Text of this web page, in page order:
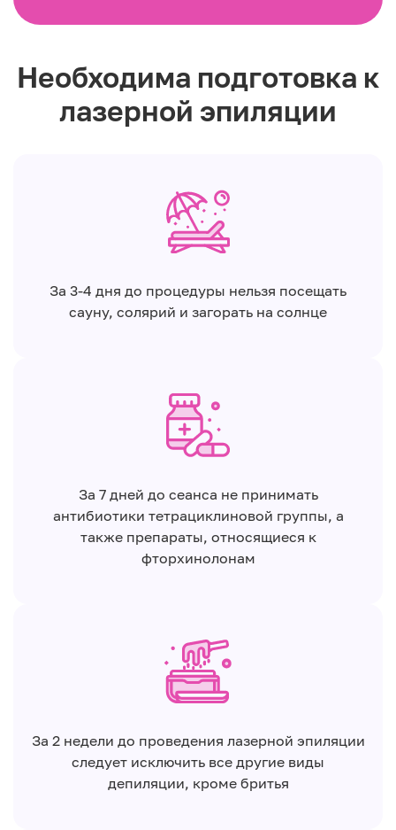
Необходима подготовка к
лазерной эпиляции
За 3-4 дня до процедуры нельзя посещать
сауну, солярий и загорать на солнце
За 7 дней до сеанса не принимать
антибиотики тетрациклиновой группы, а
также препараты, относящиеся к
фторхинолонам
За 2 недели до проведения лазерной эпиляции
следует исключить все другие виды
депиляции, кроме бритья